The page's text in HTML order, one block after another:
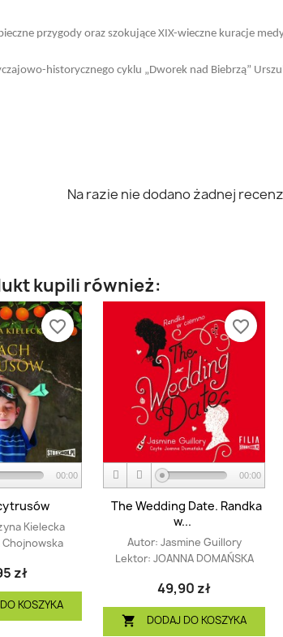
przygody oraz szokujące XIX-wieczne kuracje
historycznego cyklu „Dworek nad Biebrzą”
Na razie nie dodano żadnej
kupili również:
00:00
Kielecka
Chojnowska
zł
KOSZYKA
favorite_border
00:00
The Wedding Date. Randka
w...
Autor: Jasmine Guillory
Lektor: JOANNA DOMAŃSKA
49,90 zł
 DODAJ DO KOSZYKA
favorite_border